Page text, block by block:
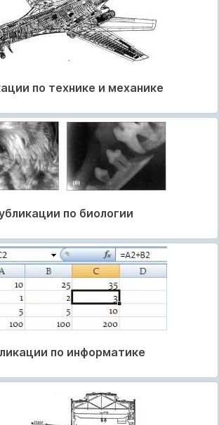
по технике и механике
по биологии
по информатике